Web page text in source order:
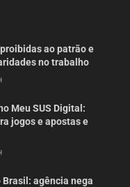
ao patrão e
no trabalho
Meu SUS Digital:
jogos e apostas e
agência nega